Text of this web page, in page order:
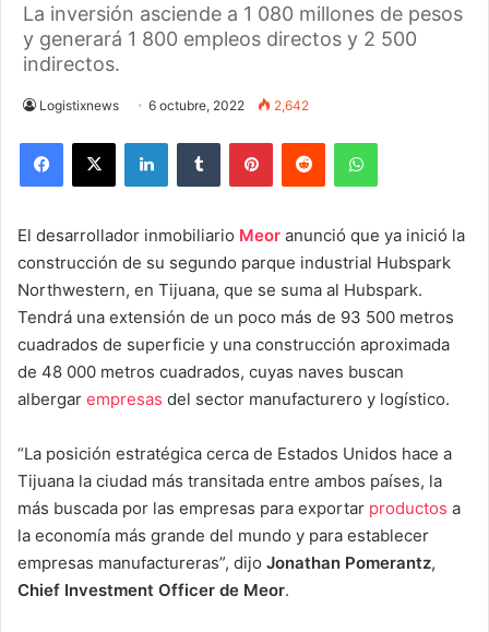
La inversión asciende a 1 080 millones de pesos
y generará 1 800 empleos directos y 2 500
indirectos.
Logistixnews 6 octubre, 2022 2,642
El desarrollador inmobiliario Meor anunció que ya inició la
construcción de su segundo parque industrial Hubspark
Northwestern, en Tijuana, que se suma al Hubspark.
Tendrá una extensión de un poco más de 93 500 metros
cuadrados de superficie y una construcción aproximada
de 48 000 metros cuadrados, cuyas naves buscan
albergar empresas del sector manufacturero y logístico.
“La posición estratégica cerca de Estados Unidos hace a
Tijuana la ciudad más transitada entre ambos países, la
más buscada por las empresas para exportar productos a
la economía más grande del mundo y para establecer
empresas manufactureras”, dijo Jonathan Pomerantz,
Chief Investment Officer de Meor.